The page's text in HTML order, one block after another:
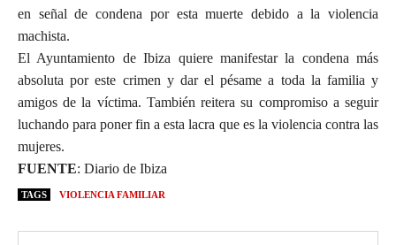
en señal de condena por esta muerte debido a la violencia
machista.
El Ayuntamiento de Ibiza quiere manifestar la condena más
absoluta por este crimen y dar el pésame a toda la familia y
amigos de la víctima. También reitera su compromiso a seguir
luchando para poner fin a esta lacra que es la violencia contra las
mujeres.
FUENTE: Diario de Ibiza
TAGS VIOLENCIA FAMILIAR